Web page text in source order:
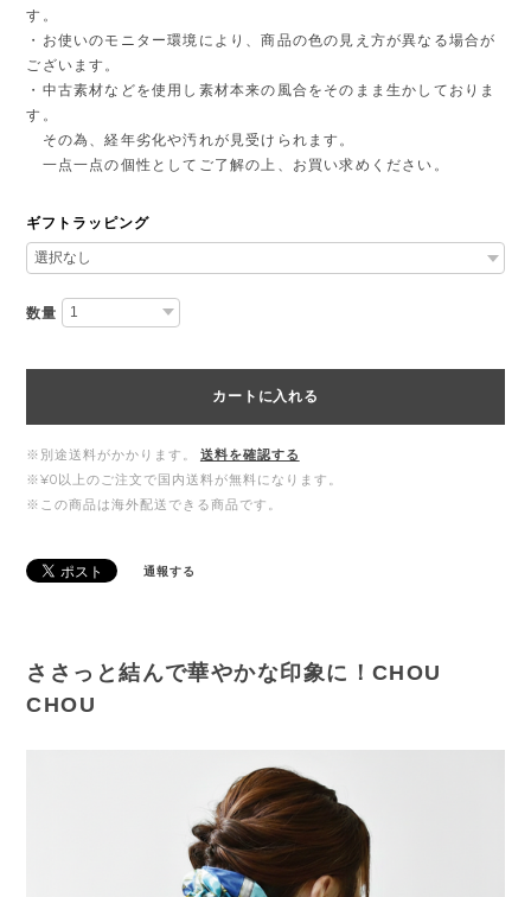
す。
・お使いのモニター環境により、商品の色の見え方が異なる場合が
ございます。
・中古素材などを使用し素材本来の風合をそのまま生かしておりま
す。
その為、経年劣化や汚れが見受けられます。
一点一点の個性としてご了解の上、お買い求めください。
ギフトラッピング
数量
カートに入れる
※別途送料がかかります。
送料を確認する
※¥0以上のご注文で国内送料が無料になります。
※この商品は海外配送できる商品です。
通報する
ささっと結んで華やかな印象に！CHOU
CHOU